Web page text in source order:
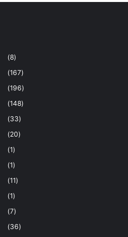
(8)
(167)
(196)
(148)
(33)
(20)
(1)
(1)
(11)
(1)
(7)
(36)